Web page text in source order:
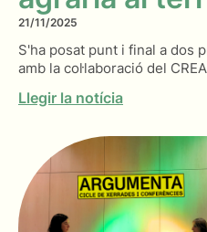
21/11/2025
S'ha posat punt i final a dos
amb la col·laboració del
Llegir la notícia